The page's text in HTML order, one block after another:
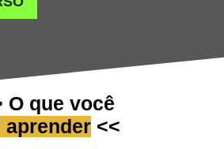
O que você
aprender <<